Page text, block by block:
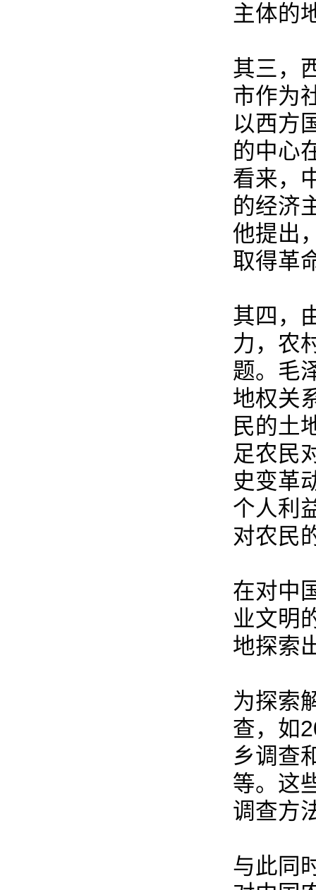
主体的
其三，
市作为
以西方
的中心
看来，
的经济
他提出
取得革
其四，
力，农
题。毛
地权关
民的土
足农民
史变革
个人利
对农民
在对中
业文明
地探索
为探索
查，如
乡调查
等。这
调查方
与此同